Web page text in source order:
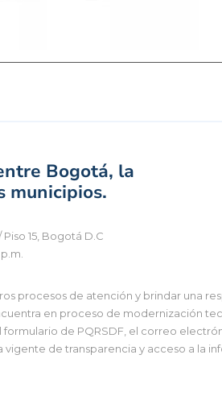
Bogotá, la
municipios.
15, Bogotá D.C
procesos de atención y brindar una
en proceso de modernización
de PQRSDF, el correo
de transparencia y acceso a la